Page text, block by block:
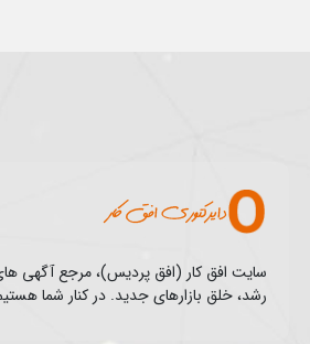
سایت افق کار (افق پردیس)، مرجع آگهی
رشد، خلق بازارهای جدید. در کنار شما